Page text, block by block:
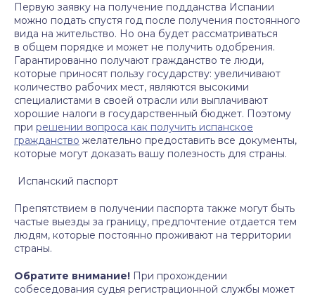
Первую заявку на получение подданства Испании
можно подать спустя год после получения постоянного
вида на жительство. Но она будет рассматриваться
в общем порядке и может не получить одобрения.
Гарантированно получают гражданство те люди,
которые приносят пользу государству: увеличивают
количество рабочих мест, являются высокими
специалистами в своей отрасли или выплачивают
хорошие налоги в государственный бюджет. Поэтому
при решении вопроса как получить испанское
гражданство желательно предоставить все документы,
которые могут доказать вашу полезность для страны.
Испанский паспорт
Препятствием в получении паспорта также могут быть
частые выезды за границу, предпочтение отдается тем
людям, которые постоянно проживают на территории
страны.
Обратите внимание! При прохождении
собеседования судья регистрационной службы может